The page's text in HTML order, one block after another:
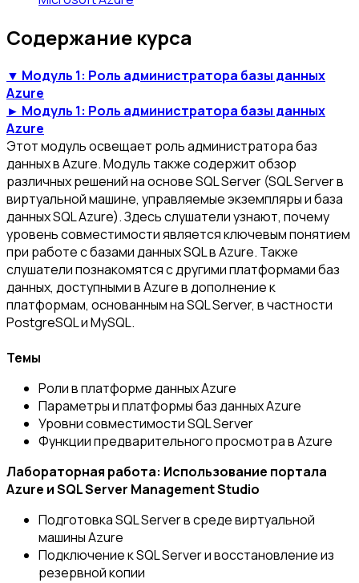
Содержание курса
▼ Модуль 1: Роль администратора базы данных
Azure
► Модуль 1: Роль администратора базы данных
Azure
Этот модуль освещает роль администратора баз
данных в Azure. Модуль также содержит обзор
различных решений на основе SQL Server (SQL Server в
виртуальной машине, управляемые экземпляры и база
данных SQL Azure). Здесь слушатели узнают, почему
уровень совместимости является ключевым понятием
при работе с базами данных SQL в Azure. Также
слушатели познакомятся с другими платформами баз
данных, доступными в Azure в дополнение к
платформам, основанным на SQL Server, в частности
PostgreSQL и MySQL.
Темы
Роли в платформе данных Azure
Параметры и платформы баз данных Azure
Уровни совместимости SQL Server
Функции предварительного просмотра в Azure
Лабораторная работа: Использование портала
Azure и SQL Server Management Studio
Подготовка SQL Server в среде виртуальной
машины Azure
Подключение к SQL Server и восстановление из
резервной копии